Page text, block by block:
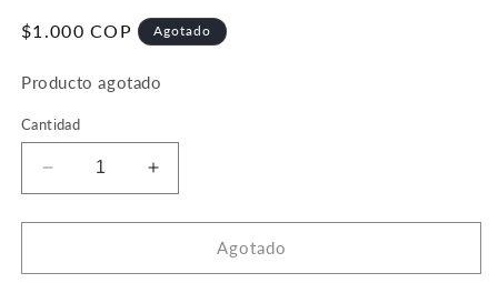
modal
Precio
$1.000 COP Agotado
Producto agotado
Cantidad
Reducir
cantidad
para
Oasis
Aumentar
cantidad
para
Death&#39;s
Oasis
Agotado